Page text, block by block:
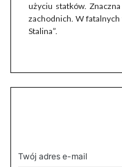
użyciu statków.
zachodnich. W
Stalina”.
Twój adres e-mail